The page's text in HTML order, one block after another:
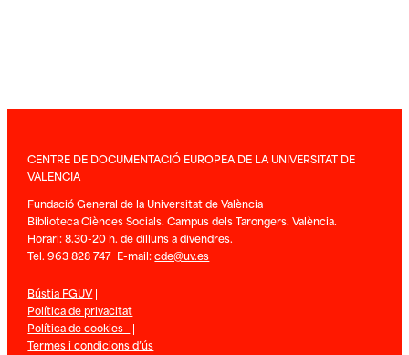
CENTRE DE DOCUMENTACIÓ EUROPEA DE LA UNIVERSITAT DE
VALENCIA
Fundació General de la Universitat de València
Biblioteca Ciènces Socials. Campus dels Tarongers. València.
Horari: 8.30-20 h. de dilluns a divendres.
Tel. 963 828 747 E-mail:cde@uv.es
Bústia FGUV|
Política de privacitat
Política de cookies |
Termes i condicions d’ús